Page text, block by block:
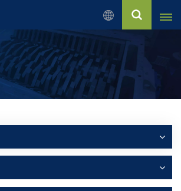
Español
English
Русский
Español
بالعربية
Français